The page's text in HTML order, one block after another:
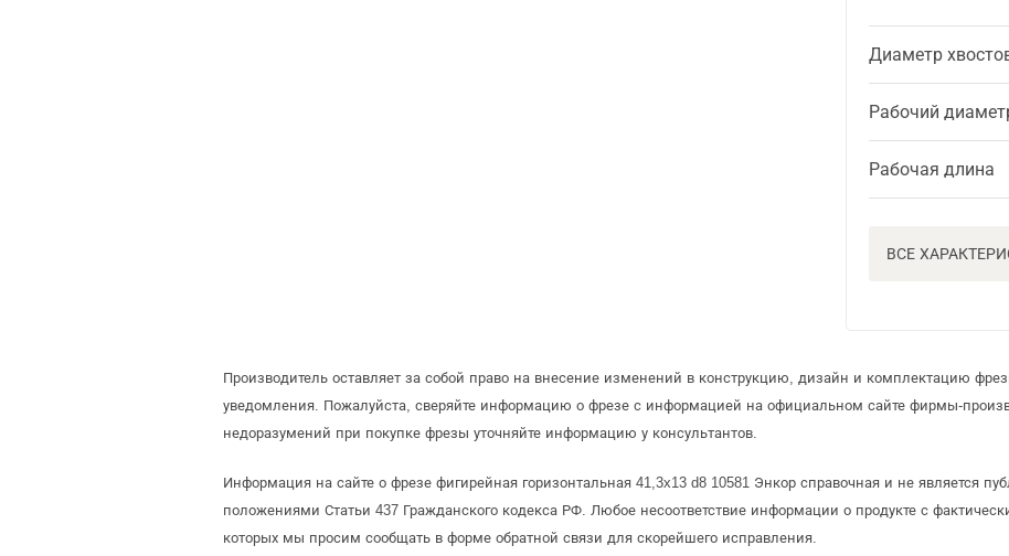
Диаметр
Рабочий
Рабочая длина
ВСЕ
Производитель оставляет за собой право на внесение изменений в конструкцию, дизайн и комплектацию
уведомления. Пожалуйста, сверяйте информацию о фрезе с информацией на официальном сайте фирмы-
недоразумений при покупке фрезы уточняйте информацию у консультантов.
Информация на сайте о фрезе фигирейная горизонтальная 41,3x13 d8 10581 Энкор справочная и не является
положениями Статьи 437 Гражданского кодекса РФ. Любое несоответствие информации о продукте с
которых мы просим сообщать в форме обратной связи для скорейшего исправления.